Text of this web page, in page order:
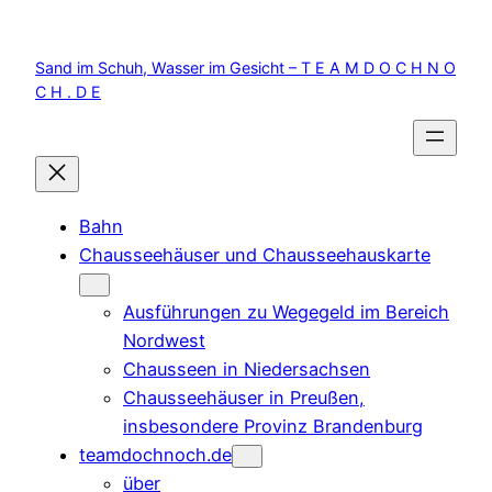
springen
Sand im Schuh, Wasser im Gesicht – T E A M D O C H N O
C H . D E
Bahn
Chausseehäuser und Chausseehauskarte
Ausführungen zu Wegegeld im Bereich
Nordwest
Chausseen in Niedersachsen
Chausseehäuser in Preußen,
insbesondere Provinz Brandenburg
teamdochnoch.de
über